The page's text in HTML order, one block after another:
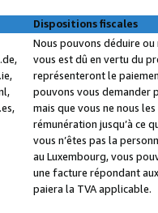
Dispositions fiscales
Nous pouvons déduire
vous est dû en vertu du
représenteront le
pouvons vous demander
mais que vous ne nous
rémunération jusqu’à ce
vous n’êtes pas la
au Luxembourg, vous
une facture répondant
paiera la TVA applicable.